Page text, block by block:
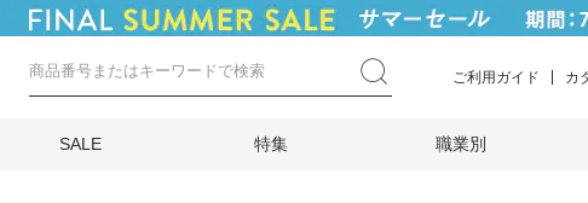
ご利用ガイド カ
SALE 特集 職業別